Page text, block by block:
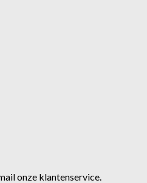
onze klantenservice.